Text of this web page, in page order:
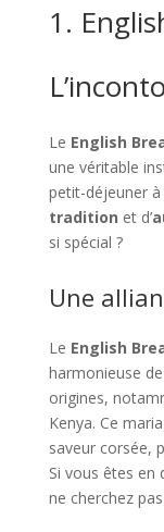
1.
Le English
une véritable
petit-déjeuner à
tradition et d’
si spécial ?
Une
Le English
harmonieuse
origines,
Kenya. Ce
saveur corsée,
Si vous êtes en
ne cherchez